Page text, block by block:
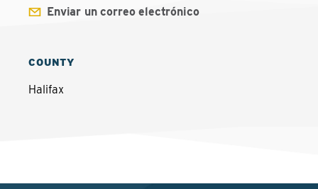
Enviar un correo electrónico
COUNTY
Halifax